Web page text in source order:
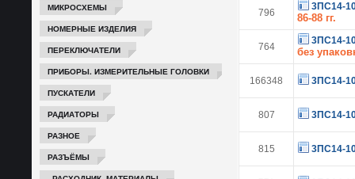
МИКРОСХЕМЫ
НОМЕРНЫЕ ИЗДЕЛИЯ
ПЕРЕКЛЮЧАТЕЛИ
ПРИБОРЫ. ИЗМЕРИТЕЛЬНЫЕ ГОЛОВКИ
ПУСКАТЕЛИ
РАДИАТОРЫ
РАЗНОЕ
РАЗЪЁМЫ
796
3ПС14-
86-88 гг.
764
3ПС14-
без
166348 3ПС14-
807 3ПС14-
815 3ПС14-